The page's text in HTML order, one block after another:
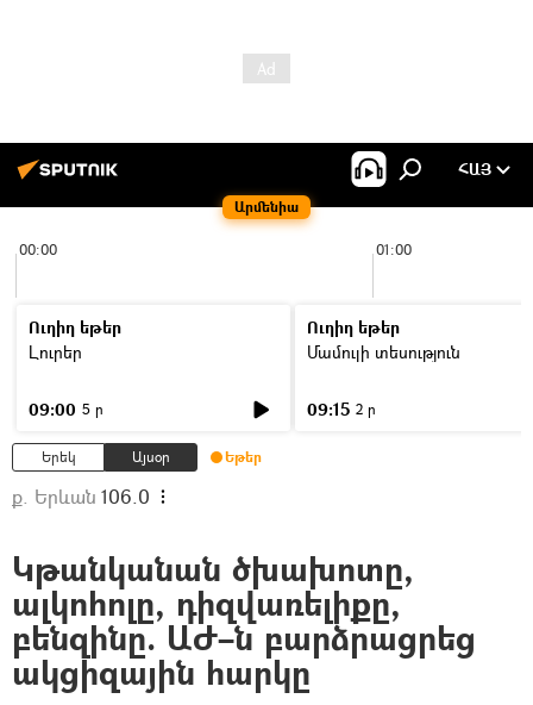
Արմենիա
ՀԱՅ
00:00 01:00
Ուղիղ եթեր
Լուրեր
09:00 5 ր
Ուղիղ եթեր
Մամուլի տեսություն
09:15 2 ր
Երեկ Այսօր Եթեր
ք. Երևան 106.0
Կթանկանան ծխախոտը,
ալկոհոլը, դիզվառելիքը,
բենզինը. ԱԺ–ն բարձրացրեց
ակցիզային հարկը